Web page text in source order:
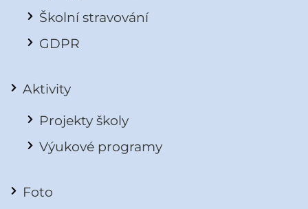
Školní stravování
GDPR
Aktivity
Projekty školy
Výukové programy
Foto